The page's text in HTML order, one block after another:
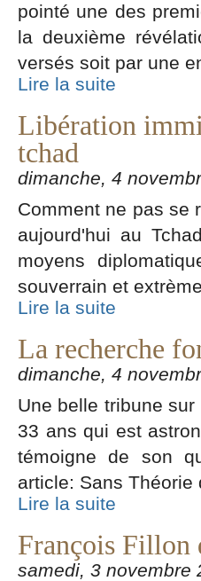
pointé une des
la deuxième
versés soit par une
Lire la suite
Libération
tchad
dimanche, 4
Comment ne pas se
aujourd'hui au
moyens
souverrain et
Lire la suite
La recherche
dimanche, 4
Une belle tribune
33 ans qui est
témoigne de son
article: Sans Théorie
Lire la suite
François Fillon
samedi, 3 novembre